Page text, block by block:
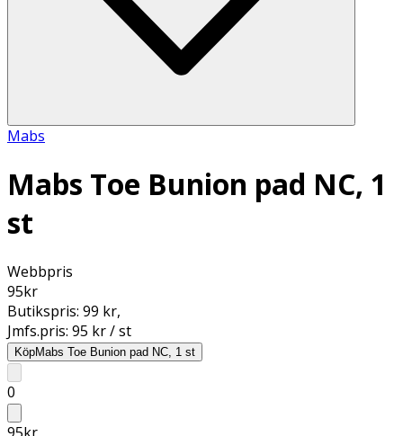
Mabs
Mabs Toe Bunion pad NC, 1
st
Webbpris
95kr
Butikspris: 99 kr,
Jmfs.pris: 95 kr / st
KöpMabs Toe Bunion pad NC, 1 st
0
95kr